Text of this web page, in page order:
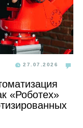
27.07.2026
«Роботех»